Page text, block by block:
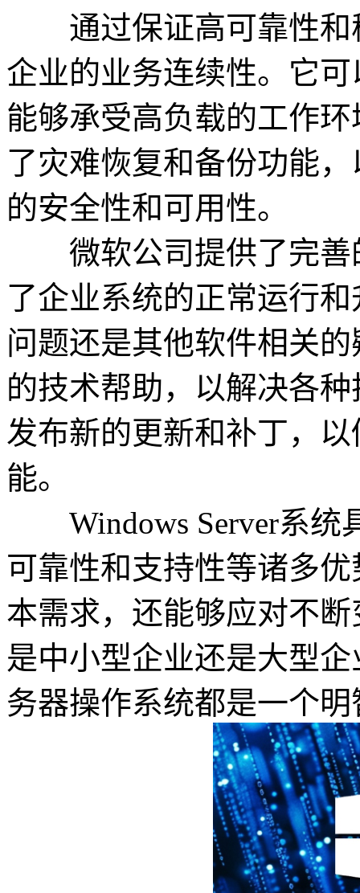
通过保证高可靠性和
企业的业务连续性。它
能够承受高负载的工作环
了灾难恢复和备份功能
的安全性和可用性。
微软公司提供了完善
了企业系统的正常运行
问题还是其他软件相关
的技术帮助，以解决各
发布新的更新和补丁，
能。
Windows Server系统
可靠性和支持性等诸多
本需求，还能够应对不
是中小型企业还是大型企
务器操作系统都是一个